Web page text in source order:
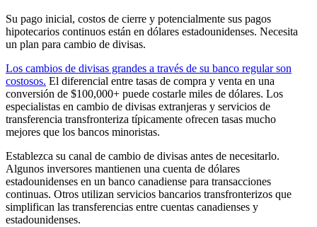
Su pago inicial, costos de cierre y potencialmente sus pagos
hipotecarios continuos están en dólares estadounidenses. Necesita
un plan para cambio de divisas.
Los cambios de divisas grandes a través de su banco regular son
costosos. El diferencial entre tasas de compra y venta en una
conversión de $100,000+ puede costarle miles de dólares. Los
especialistas en cambio de divisas extranjeras y servicios de
transferencia transfronteriza típicamente ofrecen tasas mucho
mejores que los bancos minoristas.
Establezca su canal de cambio de divisas antes de necesitarlo.
Algunos inversores mantienen una cuenta de dólares
estadounidenses en un banco canadiense para transacciones
continuas. Otros utilizan servicios bancarios transfronterizos que
simplifican las transferencias entre cuentas canadienses y
estadounidenses.